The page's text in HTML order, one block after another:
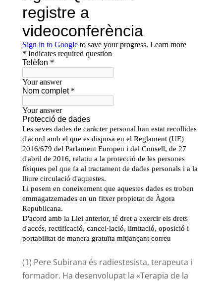
(1) Pere Subirana és radiestesista, terapeuta i
formador. Ha desenvolupat la «Terapia de la